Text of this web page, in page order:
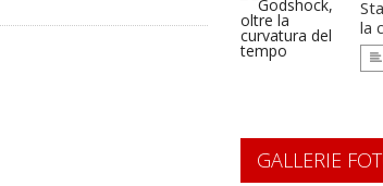
la
GALLERIE